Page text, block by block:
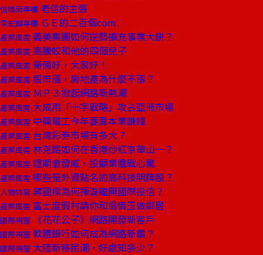
信懷南專欄 老信的主張
李宏麟專欄 ＧＥ的二百個com.
產業風雲 義美集團如何逆勢擴充事業大餅？
產業風雲 高騰蛟和他的四個兒子
產業風雲 哥倆好，大家好！
產業風雲 股市漲，房地產為什麼不漲？
產業風雲 ＭＰ３掀起網路新熱潮
產業風雲 大成用「十字戰略」攻占亞洲市場
產業風雲 中興電工今年要靠本業賺錢
產業風雲 台灣彩券市場有多大？
產業風雲 林克銘如何在香港炒紅京華山一？
產業風雲 證期會發威，投顧業膽戰心驚
產業風雲 哪些是外資點名的高科技明牌股？
人物特寫 蔣國樑為何揮淚離開國際投信？
產業風雲 富士度假村請你和翁倩玉做鄰居
國際視窗 《花花公子》網路開發新客戶
國際視窗 軟體銀行如何成為網路新霸？
國際視窗 大陸新移民潮，好處知多少？